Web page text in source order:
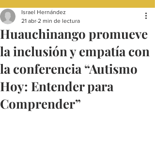
Huauchinango promueve
la inclusión y empatía con
la conferencia “Autismo
Hoy: Entender para
Comprender”
Israel Hernández
21 abr 2 min de lectura